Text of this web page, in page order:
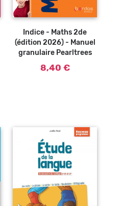
Indice - Maths 2de
(édition 2026) - Manuel
granulaire Pearltrees
8,40 €